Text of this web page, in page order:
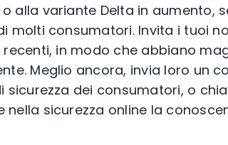
alla variante Delta in aumento,
molti consumatori. Invita i tuoi
in modo che abbiano
Meglio ancora, invia loro un
sicurezza dei consumatori, o
nella sicurezza online la